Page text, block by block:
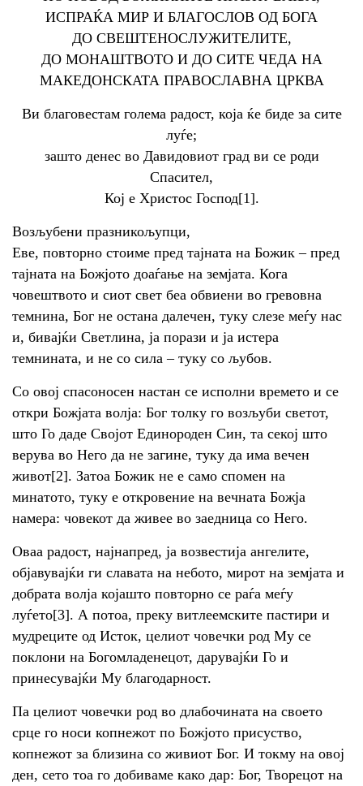
ИСПРАЌА МИР И БЛАГОСЛОВ ОД БОГА
ДО СВЕШТЕНОСЛУЖИТЕЛИТЕ,
ДО МОНАШТВОТО И ДО СИТЕ ЧЕДА НА
МАКЕДОНСКАТА ПРАВОСЛАВНА ЦРКВА
Ви благовестам голема радост, која ќе биде за сите
луѓе;
зашто денес во Давидовиот град ви се роди
Спасител,
Кој е Христос Господ[1].
Возљубени празникољупци,
Еве, повторно стоиме пред тајната на Божик – пред
тајната на Божјото доаѓање на земјата. Кога
човештвото и сиот свет беа обвиени во гревовна
темнина, Бог не остана далечен, туку слезе меѓу нас
и, бивајќи Светлина, ја порази и ја истера
темнината, и не со сила – туку со љубов.
Со овој спасоносен настан се исполни времето и се
откри Божјата волја: Бог толку го возљуби светот,
што Го даде Својот Единороден Син, та секој што
верува во Него да не загине, туку да има вечен
живот[2]. Затоа Божик не е само спомен на
минатото, туку е откровение на вечната Божја
намера: човекот да живее во заедница со Него.
Оваа радост, најнапред, ја возвестија ангелите,
објавувајќи ги славата на небото, мирот на земјата и
добрата волја којашто повторно се раѓа меѓу
луѓето[3]. А потоа, преку витлеемските пастири и
мудреците од Исток, целиот човечки род Му се
поклони на Богомладенецот, дарувајќи Го и
принесувајќи Му благодарност.
Па целиот човечки род во длабочината на своето
срце го носи копнежот по Божјото присуство,
копнежот за близина со живиот Бог. И токму на овој
ден, сето тоа го добиваме како дар: Бог, Творецот на